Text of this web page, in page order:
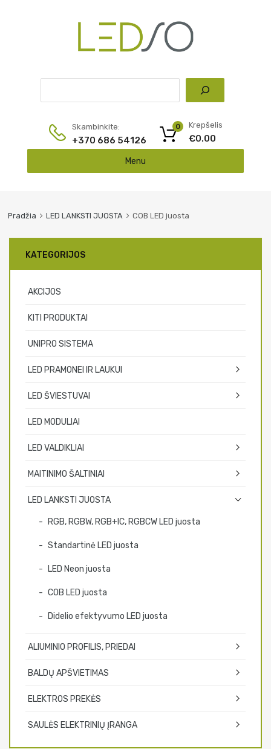
Skambinkite:
+370 686 54126
Krepšelis
€0.00
0
Menu
Pradžia LED LANKSTI JUOSTA COB LED juosta
KATEGORIJOS
AKCIJOS
KITI PRODUKTAI
UNIPRO SISTEMA
LED PRAMONEI IR LAUKUI
LED ŠVIESTUVAI
LED MODULIAI
LED VALDIKLIAI
MAITINIMO ŠALTINIAI
LED LANKSTI JUOSTA
RGB, RGBW, RGB+IC, RGBCW LED juosta
Standartinė LED juosta
LED Neon juosta
COB LED juosta
Didelio efektyvumo LED juosta
ALIUMINIO PROFILIS, PRIEDAI
BALDŲ APŠVIETIMAS
ELEKTROS PREKĖS
SAULĖS ELEKTRINIŲ ĮRANGA